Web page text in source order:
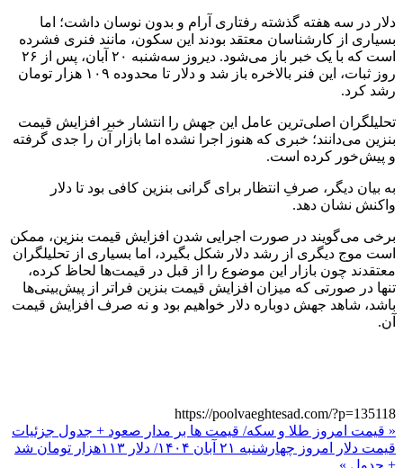
دلار در سه هفته گذشته رفتاری آرام و بدون نوسان داشت؛ اما
بسیاری از کارشناسان معتقد بودند این سکون، مانند فنری فشرده
است که با یک خبر باز می‌شود. دیروز سه‌شنبه ۲۰ آبان، پس از ۲۶
روز ثبات، این فنر بالاخره باز شد و دلار تا محدوده ۱۰۹ هزار تومان
رشد کرد.
تحلیلگران اصلی‌ترین عامل این جهش را انتشار خبر افزایش قیمت
بنزین می‌دانند؛ خبری که هنوز اجرا نشده اما بازار آن را جدی گرفته
و پیش‌خور کرده است.
به بیان دیگر، صرفِ انتظار برای گرانی بنزین کافی بود تا دلار
واکنش نشان دهد.
برخی می‌گویند در صورت اجرایی شدن افزایش قیمت بنزین، ممکن
است موج دیگری از رشد دلار شکل بگیرد، اما بسیاری از تحلیلگران
معتقدند چون بازار این موضوع را از قبل در قیمت‌ها لحاظ کرده،
تنها در صورتی که میزان افزایش قیمت بنزین فراتر از پیش‌بینی‌ها
باشد، شاهد جهش دوباره دلار خواهیم بود و نه صرف افزایش قیمت
آن.
https://poolvaeghtesad.com/?p=135118
« قیمت امروز طلا و سکه/ قیمت ها بر مدار صعود + جدول جزئیات
قیمت دلار امروز چهارشنبه ۲۱ آبان ۱۴۰۴/ دلار ۱۱۳هزار تومان شد
+ جدول »